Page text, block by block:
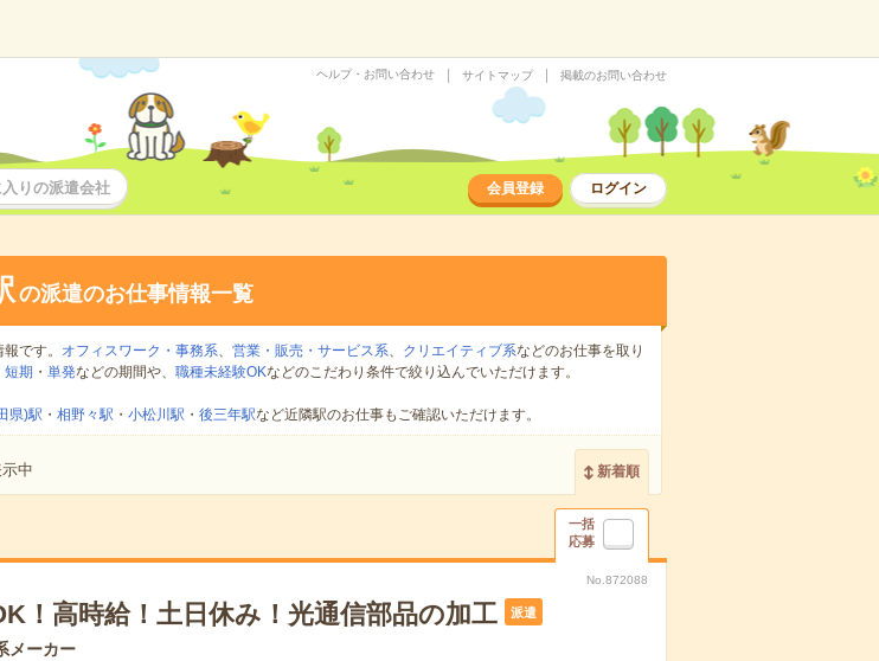
ヘルプ・お問い合わせ サイトマップ 掲載のお問い合わせ
りの派遣会社 会員登録 ログイン
の派遣のお仕事情報一覧
です。 オフィスワーク・事務系、 営業・販売・サービス系、 クリエイティブ系などのお仕事を取り
短期 ・ 単発などの期間や、 職種未経験OKなどのこだわり条件で絞り込んでいただけます。
県)駅 ・ 相野々駅 ・ 小松川駅 ・ 後三年駅など近隣駅のお仕事もご確認いただけます。
中 新着順
一括
応募
No.872088
！高時給！土日休み！光通信部品の加工 派遣
メーカー